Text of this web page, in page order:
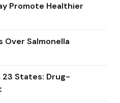
Promote Healthier
Over Salmonella
23 States: Drug-